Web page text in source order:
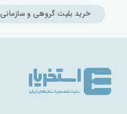
خرید بلیت گروهی و سازمانی